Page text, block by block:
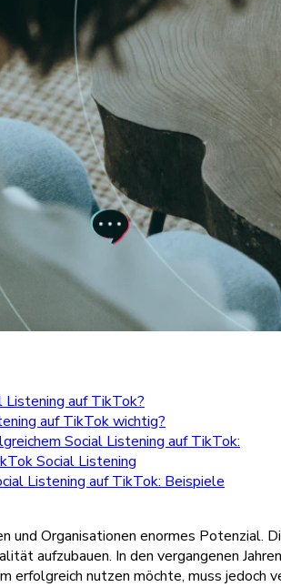
auf TikTok?
auf TikTok wichtig?
Social Listening auf TikTok:
Social Listening
Listening auf TikTok: Beispiele
und Organisationen enormes Potenzial.
aufzubauen. In den vergangenen
erfolgreich nutzen möchte, muss jedoch